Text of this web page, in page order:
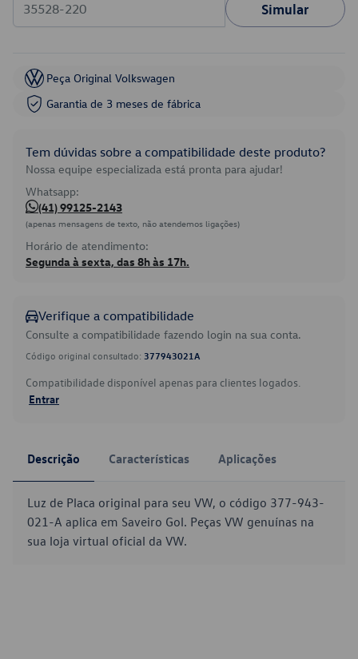
Simular
Peça Original Volkswagen
Garantia de 3 meses de fábrica
Tem dúvidas sobre a compatibilidade deste produto?
Nossa equipe especializada está pronta para ajudar!
Whatsapp:
(41) 99125-2143
(apenas mensagens de texto, não atendemos ligações)
Horário de atendimento:
Segunda à sexta, das 8h às 17h.
Verifique a compatibilidade
Consulte a compatibilidade fazendo login na sua conta.
Código original consultado: 377943021A
Compatibilidade disponível apenas para clientes logados.
Entrar
Descrição Características Aplicações
Luz de Placa original para seu VW, o código 377-943-
021-A aplica em Saveiro Gol. Peças VW genuínas na
sua loja virtual oficial da VW.